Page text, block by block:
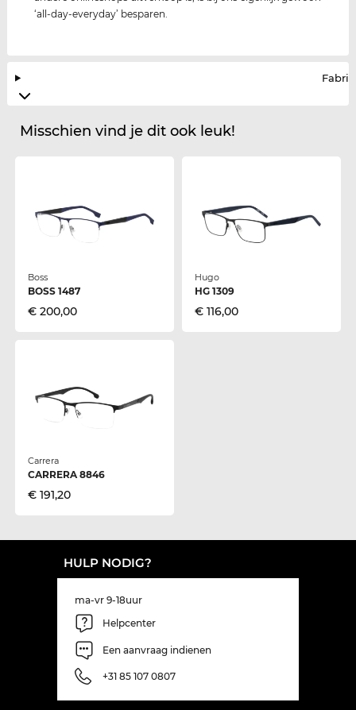
‘all-day-everyday’ besparen.
Misschien vind je dit ook leuk!
Boss
BOSS 1487
€ 200,00
Hugo
HG 1309
€ 116,00
Carrera
CARRERA 8846
€ 191,20
HULP NODIG?
ma-vr 9-18uur
Helpcenter
Een aanvraag indienen
+31 85 107 0807